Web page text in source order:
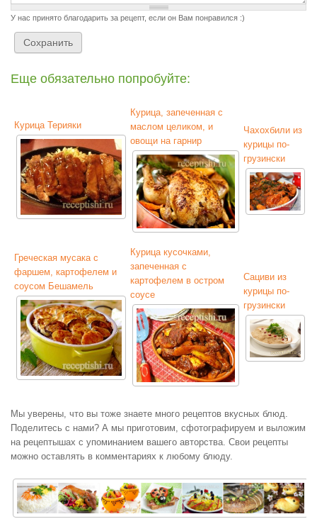
У нас принято благодарить за рецепт, если он Вам понравился :)
Еще обязательно попробуйте:
Курица Терияки
Курица, запеченная с
маслом целиком, и
овощи на гарнир
Чахохбили из
курицы по-
грузински
Греческая мусака с
фаршем, картофелем и
соусом Бешамель
Курица кусочками,
запеченная с
картофелем в остром
соусе
Сациви из
курицы по-
грузински
Мы уверены, что вы тоже знаете много рецептов вкусных блюд.
Поделитесь с нами? А мы приготовим, сфотографируем и выложим
на рецептышах с упоминанием вашего авторства. Свои рецепты
можно оставлять в комментариях к любому блюду.